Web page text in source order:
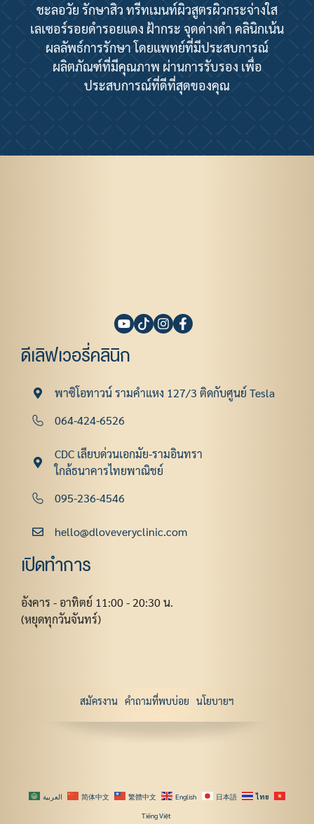
ชะลอวัย รักษาสิว ทรีทเมนท์ผิวสูตรผิวกระจ่างใส
เลเซอร์รอยดำรอยแดง ฝ้ากระ จุดด่างดำ คลินิกเน้น
ผลลัพธ์การรักษา โดยแพทย์ที่มีประสบการณ์
ผลิตภัณฑ์ที่มีคุณภาพ ผ่านการรับรอง เพื่อ
ประสบการณ์ที่ดีที่สุดของคุณ
ดีเลิฟเวอรี่คลินิก
พาซิโอทาวน์ รามคําแหง 127/3 ติดกับศูนย์ Tesla
064-424-6526
CDC เลียบด่วนเอกมัย-รามอินทรา
ใกล้ธนาคารไทยพาณิชย์
095-236-4546
hello@dloveveryclinic.com
เปิดทำการ
อังคาร - อาทิตย์ 11:00 - 20:30 น.
(หยุดทุกวันจันทร์)
สมัครงาน คำถามที่พบบ่อย นโยบายฯ
العربية 简体中文 繁體中文 English 日本語 ไทย
Tiếng Việt